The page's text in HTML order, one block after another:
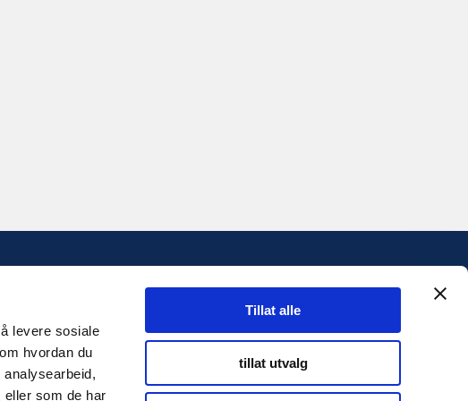
levere sosiale
hvordan du
eller som de har
Tillat alle
tillat utvalg
INFORMASJON
Cookies informasjon